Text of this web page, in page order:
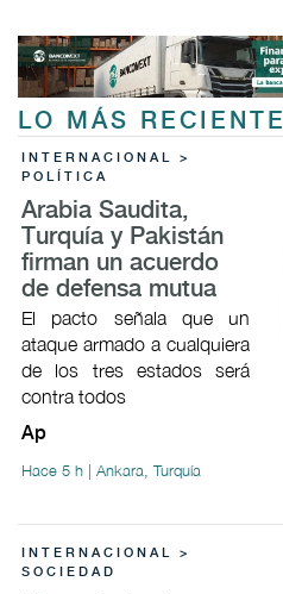
LO MÁS RECIENTE
INTERNACIONAL >
POLÍTICA
Arabia Saudita,
Turquía y Pakistán
firman un acuerdo
de defensa mutua
El pacto señala que un
ataque armado a cualquiera
de los tres estados será
contra todos
Ap
Hace 5 h | Ankara, Turquía
INTERNACIONAL >
SOCIEDAD